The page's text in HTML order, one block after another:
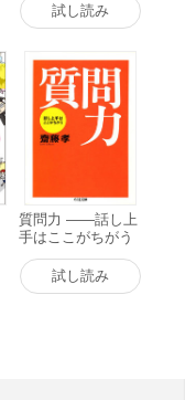
書籍版試し読み
質問力 ――話し上
手はここがちがう
電子書籍版
試し読み